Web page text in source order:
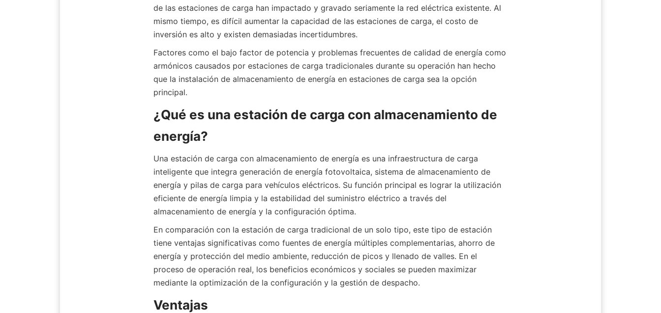
de las estaciones de carga han impactado y gravado seriamente la red eléctrica existente. Al
mismo tiempo, es difícil aumentar la capacidad de las estaciones de carga, el costo de
inversión es alto y existen demasiadas incertidumbres.
Factores como el bajo factor de potencia y problemas frecuentes de calidad de energía como
armónicos causados por estaciones de carga tradicionales durante su operación han hecho
que la instalación de almacenamiento de energía en estaciones de carga sea la opción
principal.
¿Qué es una estación de carga con almacenamiento de
energía?
Una estación de carga con almacenamiento de energía es una infraestructura de carga
inteligente que integra generación de energía fotovoltaica, sistema de almacenamiento de
energía y pilas de carga para vehículos eléctricos. Su función principal es lograr la utilización
eficiente de energía limpia y la estabilidad del suministro eléctrico a través del
almacenamiento de energía y la configuración óptima.
En comparación con la estación de carga tradicional de un solo tipo, este tipo de estación
tiene ventajas significativas como fuentes de energía múltiples complementarias, ahorro de
energía y protección del medio ambiente, reducción de picos y llenado de valles. En el
proceso de operación real, los beneficios económicos y sociales se pueden maximizar
mediante la optimización de la configuración y la gestión de despacho.
Ventajas